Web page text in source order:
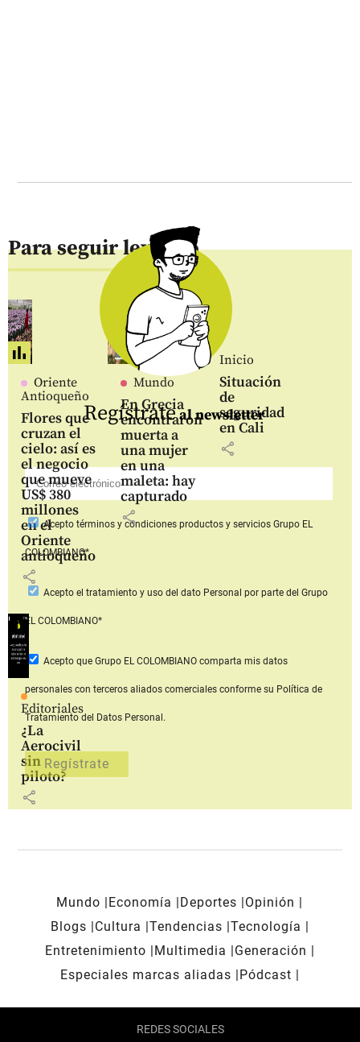
Para seguir leyendo
Oriente
Antioqueño
Flores que
cruzan el
cielo: así es
el negocio
que mueve
US$ 380
millones
en el
Oriente
antioqueño
share
Mundo
En Grecia
encontraron
muerta a
una mujer
en una
maleta: hay
capturado
share
Inicio
Situación
de
seguridad
en Cali
share
Editoriales
¿La
Aerocivil
sin
piloto?
share
Regístrateal newsletter
Aceptotérminos y condiciones productos y serviciosGrupo EL
COLOMBIANO*
Acepto el tratamiento y uso del dato Personal por parte del Grupo
EL COLOMBIANO*
Acepto que Grupo EL COLOMBIANOcomparta mis datos
personales con terceros aliados comerciales conforme su Política de
Tratamiento del Datos Personal.
Mundo Economía Deportes
Opinión
Blogs
Cultura Tendencias Tecnología
Entretenimiento
Multimedia
Generación
Especiales marcas aliadas
Pódcast
REDES SOCIALES